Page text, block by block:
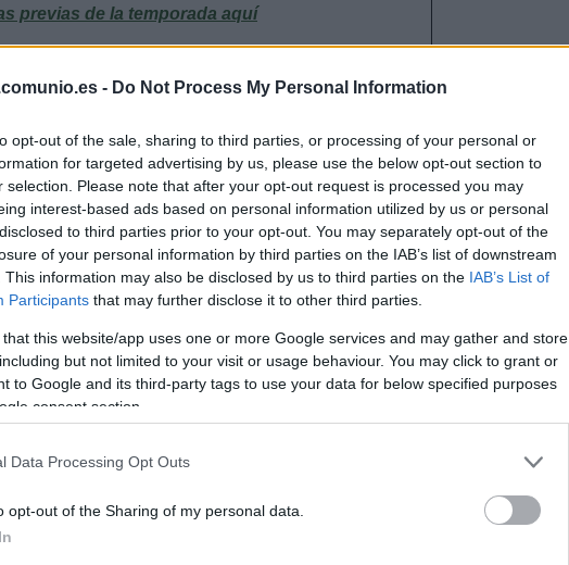
- Do Not Process My Personal Information
opt-out of the sale, sharing to third parties, or processing of your personal or
for targeted advertising by us, please use the below opt-out section to
selection. Please note that after your opt-out request is processed you may
interest-based ads based on personal information utilized by us or personal
to third parties prior to your opt-out. You may separately opt-out of the
of your personal information by third parties on the IAB’s list of downstream
This information may also be disclosed by us to third parties on the IAB’s List of
Participants that may further disclose it to other third parties.
that this website/app uses one or more Google services and may gather and store
but not limited to your visit or usage behaviour. You may click to grant or
to Google and its third-party tags to use your data for below specified purposes
consent section.
Data Processing Opt Outs
opt-out of the Sharing of my personal data.
previas de la temporada aquí
de sobresaliente. Los de Lopetegui estuvieron
peleando con Atlético, Real Madrid y
posición, a 2 puntos del tercer puesto y con
El lunar hispalense fue la Champions,
Dortmund, y la eliminación en semifinales
conjunto andaluz sigue con el mismo bloque del
Marko Dmitrovic y el atacante Erik Lamela. Por
rotación como Sergi Gómez, Franco Vázquez,
ha ido traspasado al Tottenham por 25 millones
no han acabado y aún pueden salir jugadores
con el Chelsea la salida de Jules Koundé
estos jugadores, un central (o dos), un lateral
la capital andaluza. Entre los jugadores que
Joselu del Alavés y el central Zouma (Chelsea).